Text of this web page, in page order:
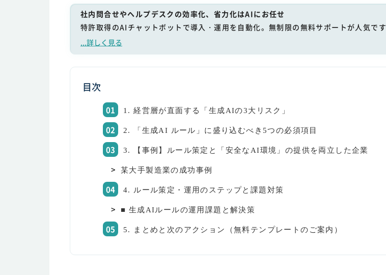
社内問合せやヘルプデスクの効率化、省力化はAIにお任せ
特許取得のAIチャットボットで導入・運用を自動化。無制限の無料サポートが人気です
...詳しく見る
目次
1. 経営層が直面する「生成AIの3大リスク」
2. 「生成AI ルール」に盛り込むべき5つの必須項目
3. 【事例】ルール策定と「安全なAI環境」の提供を両立した企業
某大手製造業の成功事例
4. ルール策定・運用のステップと課題対策
■ 生成AIルールの運用課題と解決策
5. まとめと次のアクション（無料テンプレートのご案内）